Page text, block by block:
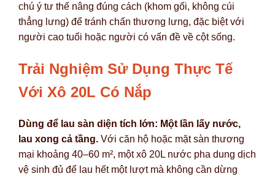
chú ý tư thế nâng đúng cách (khom gối, không cúi
thẳng lưng) để tránh chấn thương lưng, đặc biệt với
người cao tuổi hoặc người có vấn đề về cột sống.
Trải Nghiệm Sử Dụng Thực Tế
Với Xô 20L Có Nắp
Dùng để lau sàn diện tích lớn: Một lần lấy nước,
lau xong cả tầng. Với căn hộ hoặc mặt sàn thương
mại khoảng 40–60 m², một xô 20L nước pha dung dịch
vệ sinh đủ để lau hết một lượt mà không cần dừng